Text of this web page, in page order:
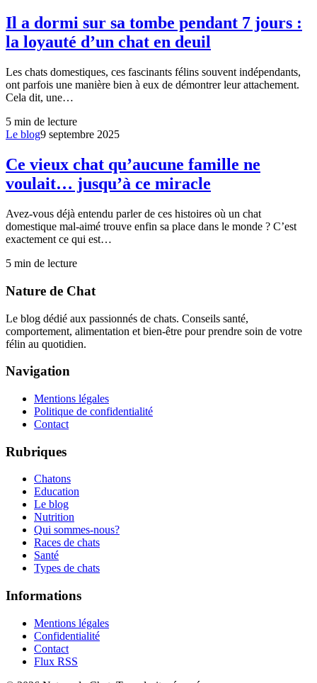
Il a dormi sur sa tombe pendant 7 jours :
la loyauté d’un chat en deuil
Les chats domestiques, ces fascinants félins souvent indépendants,
ont parfois une manière bien à eux de démontrer leur attachement.
Cela dit, une…
5 min de lecture
Le blog9 septembre 2025
Ce vieux chat qu’aucune famille ne
voulait… jusqu’à ce miracle
Avez-vous déjà entendu parler de ces histoires où un chat
domestique mal-aimé trouve enfin sa place dans le monde ? C’est
exactement ce qui est…
5 min de lecture
Nature de Chat
Le blog dédié aux passionnés de chats. Conseils santé,
comportement, alimentation et bien-être pour prendre soin de votre
félin au quotidien.
Navigation
Mentions légales
Politique de confidentialité
Contact
Rubriques
Chatons
Education
Le blog
Nutrition
Qui sommes-nous?
Races de chats
Santé
Types de chats
Informations
Mentions légales
Confidentialité
Contact
Flux RSS